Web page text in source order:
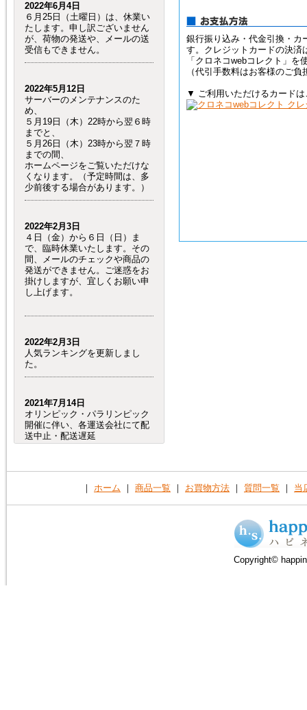
2022年6月4日
６月25日（土曜日）は、休業い
たします。申し訳ございません
が、荷物の発送や、メールの送
受信もできません。
2022年5月12日
サーバーのメンテナンスのた
め、
５月19日（木）22時から翌６時
までと、
５月26日（木）23時から翌７時
までの間、
ホームページをご覧いただけな
くなります。（予定時間は、多
少前後する場合があります。）
2022年2月3日
４日（金）から６日（日）ま
で、臨時休業いたします。その
間、メールのチェックや商品の
発送ができません。ご迷惑をお
掛けしますが、宜しくお願い申
し上げます。
2022年2月3日
人気ランキングを更新しまし
た。
2021年7月14日
オリンピック・パラリンピック
開催に伴い、各運送会社にて配
送中止・配送遅延
が発生する事が予想されます。
周辺など。）
パラリンピック開催期間中及
銀行振り込み・代金引換・カ
す。クレジットカードの決済
「クロネコwebコレクト」を
（代引手数料はお客様のご負
▼ ご利用いただけるカードは
｜ ホーム ｜ 商品一覧 ｜ お買物方法 ｜ 質問一覧 ｜ 当
Copyright©